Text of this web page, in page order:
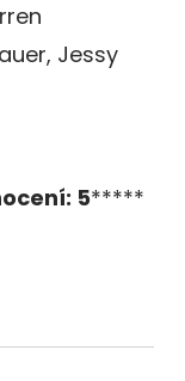
Jessy
5*****